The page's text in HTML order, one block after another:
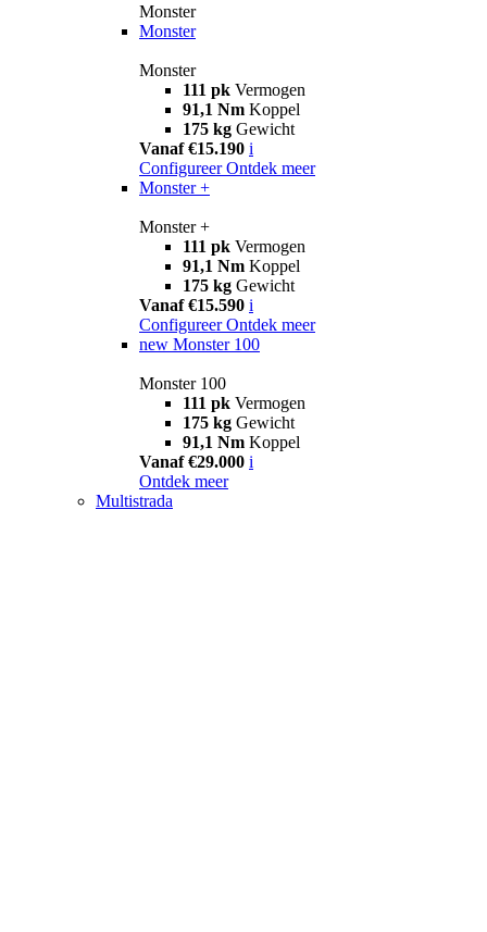
Monster
Monster
Monster
111 pk Vermogen
91,1 Nm Koppel
175 kg Gewicht
Vanaf €15.190 i
Configureer Ontdek meer
Monster +
Monster +
111 pk Vermogen
91,1 Nm Koppel
175 kg Gewicht
Vanaf €15.590 i
Configureer Ontdek meer
new Monster 100
Monster 100
111 pk Vermogen
175 kg Gewicht
91,1 Nm Koppel
Vanaf €29.000 i
Ontdek meer
Multistrada